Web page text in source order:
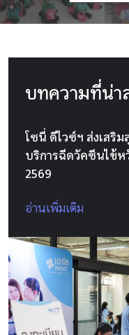
บทความที่น่า
โซนี่ ดีไวซ์ฯ ส่งเสริ
บริการฉีดวัคซีนไข้
2569
อ่านเพิ่มเติม